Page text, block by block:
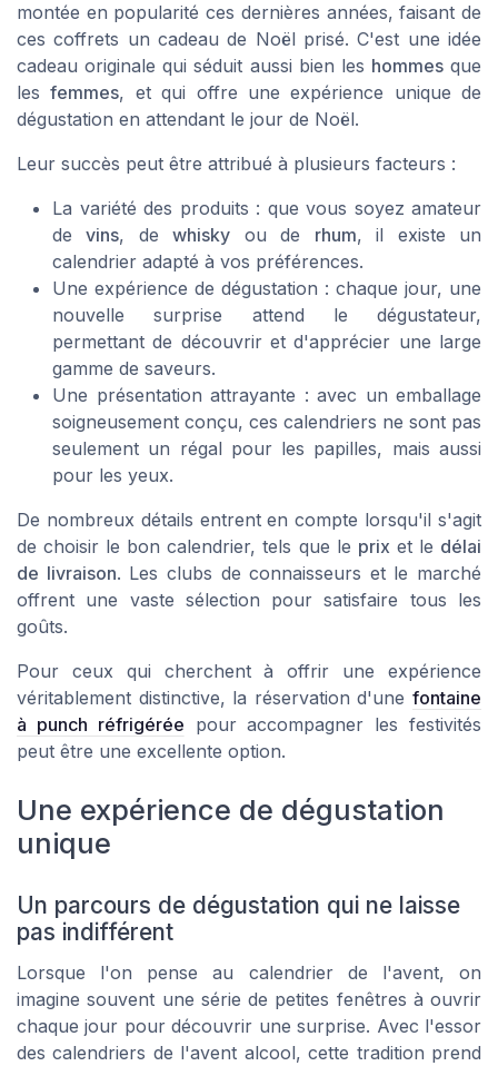
montée en popularité ces dernières années, faisant de
ces coffrets un cadeau de Noël prisé. C'est une idée
cadeau originale qui séduit aussi bien les hommesque
lesfemmes, et qui offre une expérience unique de
dégustation en attendant le jour de Noël.
Leur succès peut être attribué à plusieurs facteurs :
La variété des produits : que vous soyez amateur
devins, dewhisky ou de rhum, il existe un
calendrier adapté à vos préférences.
Une expérience de dégustation : chaque jour, une
nouvelle surprise attend le dégustateur,
permettant de découvrir et d'apprécier une large
gamme de saveurs.
Une présentation attrayante : avec un emballage
soigneusement conçu, ces calendriers ne sont pas
seulement un régal pour les papilles, mais aussi
pour les yeux.
De nombreux détails entrent en compte lorsqu'il s'agit
de choisir le bon calendrier, tels que le prix et le délai
de livraison. Les clubs de connaisseurs et le marché
offrent une vaste sélection pour satisfaire tous les
goûts.
Pour ceux qui cherchent à offrir une expérience
véritablement distinctive, la réservation d'une fontaine
à punch réfrigérée pour accompagner les festivités
peut être une excellente option.
Une expérience de dégustation
unique
Un parcours de dégustation qui ne laisse
pas indifférent
Lorsque l'on pense au calendrier de l'avent, on
imagine souvent une série de petites fenêtres à ouvrir
chaque jour pour découvrir une surprise. Avec l'essor
des calendriers de l'avent alcool, cette tradition prend